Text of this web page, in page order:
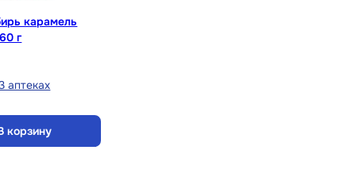
карамель
г
аптеках
корзину